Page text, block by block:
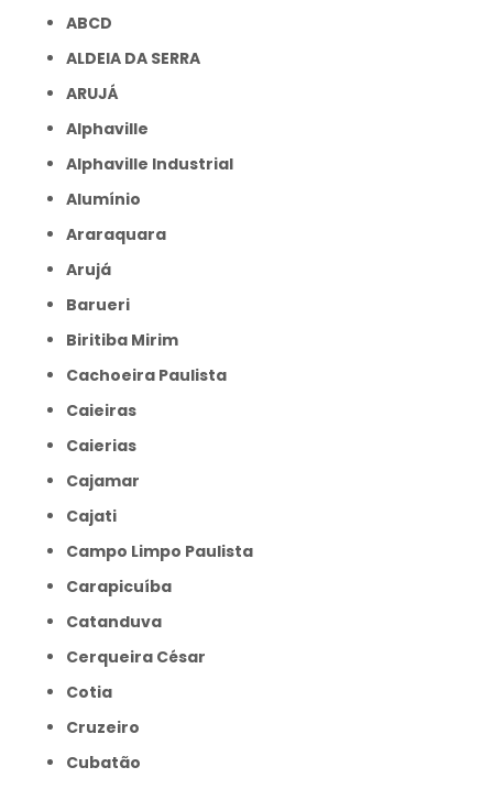
ABCD
ALDEIA DA SERRA
ARUJÁ
Alphaville
Alphaville Industrial
Alumínio
Araraquara
Arujá
Barueri
Biritiba Mirim
Cachoeira Paulista
Caieiras
Caierias
Cajamar
Cajati
Campo Limpo Paulista
Carapicuíba
Catanduva
Cerqueira César
Cotia
Cruzeiro
Cubatão